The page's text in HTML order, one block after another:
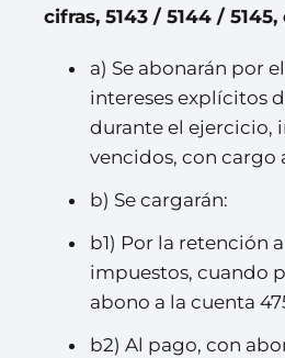
cifras, 5143 / 5144 /
a) Se abonarán por
intereses explícitos
durante el ejercicio,
vencidos, con cargo
b) Se cargarán:
b1) Por la retención
impuestos, cuando
abono a la cuenta
b2) Al pago, con